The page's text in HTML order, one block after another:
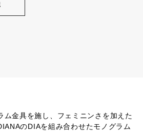
ム金具を施し、フェミニンさを加えた
のDIAを組み合わせたモノグラム